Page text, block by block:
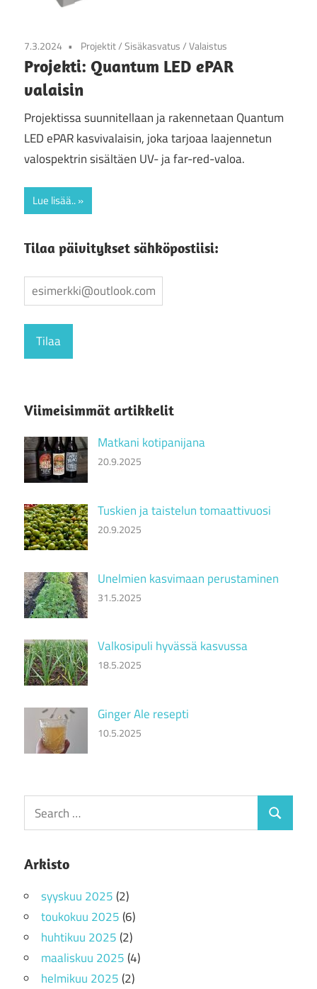
7.3.2024 Projektit/Sisäkasvatus/Valaistus
Projekti: Quantum LED ePAR
valaisin
Projektissa suunnitellaan ja rakennetaan Quantum
LED ePAR kasvivalaisin, joka tarjoaa laajennetun
valospektrin sisältäen UV- ja far-red-valoa.
Lue lisää..
Tilaa päivitykset sähköpostiisi:
Viimeisimmät artikkelit
Matkani kotipanijana
20.9.2025
Tuskien ja taistelun tomaattivuosi
20.9.2025
Unelmien kasvimaan perustaminen
31.5.2025
Valkosipuli hyvässä kasvussa
18.5.2025
Ginger Ale resepti
10.5.2025
Search
for:
Search
Arkisto
syyskuu 2025(2)
toukokuu 2025(6)
huhtikuu 2025(2)
maaliskuu 2025(4)
helmikuu 2025(2)